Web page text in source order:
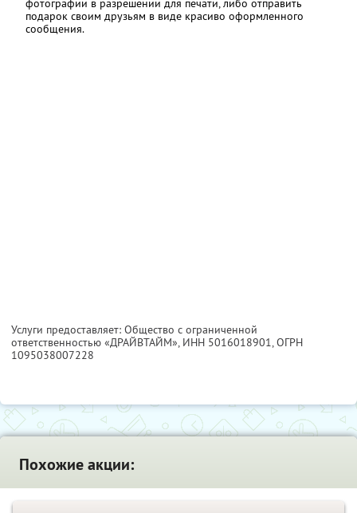
фотографии в разрешении для печати, либо отправить
подарок своим друзьям в виде красиво оформленного
сообщения.
Услуги предоставляет: Общество с ограниченной
ответственностью «ДРАЙВТАЙМ», ИНН 5016018901, ОГРН
1095038007228
Похожие акции: